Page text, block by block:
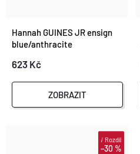
Hannah GUINES JR ensign
blue/anthracite
623 Kč
ZOBRAZIT
–30 %
iRozdíl